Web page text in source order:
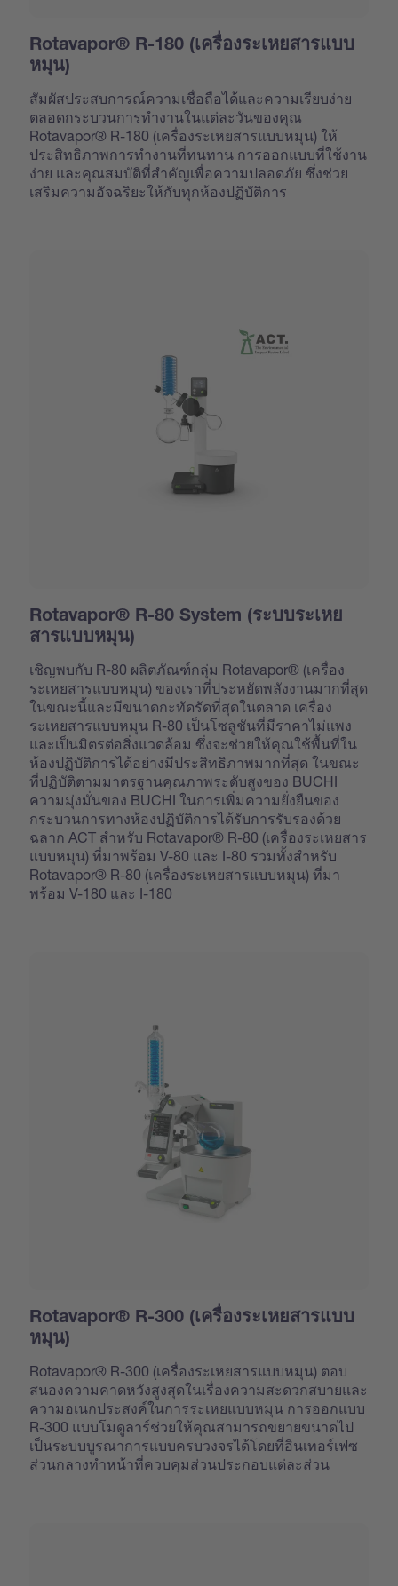
Rotavapor® R-180 (เครื่องระเหยสารแบบ
หมุน)
สัมผัสประสบการณ์ความเชื่อถือได้และความเรียบง่าย
ตลอดกระบวนการทำงานในแต่ละวันของคุณ
Rotavapor® R-180 (เครื่องระเหยสารแบบหมุน) ให้
ประสิทธิภาพการทำงานที่ทนทาน การออกแบบที่ใช้งาน
ง่าย และคุณสมบัติที่สำคัญเพื่อความปลอดภัย ซึ่งช่วย
เสริมความอัจฉริยะให้กับทุกห้องปฏิบัติการ
Rotavapor® R-80 System (ระบบระเหย
สารแบบหมุน)
เชิญพบกับ R-80 ผลิตภัณฑ์กลุ่ม Rotavapor® (เครื่อง
ระเหยสารแบบหมุน) ของเราที่ประหยัดพลังงานมากที่สุด
ในขณะนี้และมีขนาดกะทัดรัดที่สุดในตลาด เครื่อง
ระเหยสารแบบหมุน R-80 เป็นโซลูชันที่มีราคาไม่แพง
และเป็นมิตรต่อสิ่งแวดล้อม ซึ่งจะช่วยให้คุณใช้พื้นที่ใน
ห้องปฏิบัติการได้อย่างมีประสิทธิภาพมากที่สุด ในขณะ
ที่ปฏิบัติตามมาตรฐานคุณภาพระดับสูงของ BUCHI
ความมุ่งมั่นของ BUCHI ในการเพิ่มความยั่งยืนของ
กระบวนการทางห้องปฏิบัติการได้รับการรับรองด้วย
ฉลาก ACT สำหรับ Rotavapor® R-80 (เครื่องระเหยสาร
แบบหมุน) ที่มาพร้อม V-80 และ I-80 รวมทั้งสำหรับ
Rotavapor® R-80 (เครื่องระเหยสารแบบหมุน) ที่มา
พร้อม V-180 และ I-180
Rotavapor® R-300 (เครื่องระเหยสารแบบ
หมุน)
Rotavapor® R-300 (เครื่องระเหยสารแบบหมุน) ตอบ
สนองความคาดหวังสูงสุดในเรื่องความสะดวกสบายและ
ความอเนกประสงค์ในการระเหยแบบหมุน การออกแบบ
R-300 แบบโมดูลาร์ช่วยให้คุณสามารถขยายขนาดไป
เป็นระบบบูรณาการแบบครบวงจรได้โดยที่อินเทอร์เฟซ
ส่วนกลางทำหน้าที่ควบคุมส่วนประกอบแต่ละส่วน